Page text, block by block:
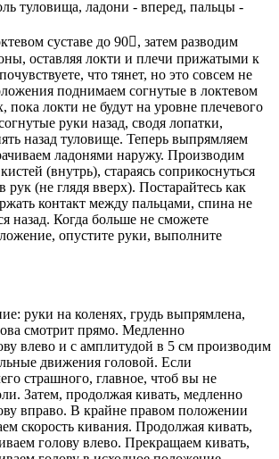
туловища, ладони - вперед, пальцы -
суставе до 90, затем разводим
оставляя локти и плечи прижатыми к
что тянет, но это совсем не
поднимаем согнутые в локтевом
пока локти не будут на уровне плечевого
руки назад, сводя лопатки,
назад туловище. Теперь выпрямляем
ладонями наружу. Производим
(внутрь), стараясь соприкоснуться
рук (не глядя вверх). Постарайтесь как
контакт между пальцами, спина не
назад. Когда больше не сможете
опустите руки, выполните
руки на коленях, грудь выпрямлена,
смотрит прямо. Медленно
влево и с амплитудой в 5 см производим
движения головой. Если
страшного, главное, чтоб вы не
Затем, продолжая кивать, медленно
вправо. В крайне правом положении
скорость кивания. Продолжая кивать,
голову влево. Прекращаем кивать,